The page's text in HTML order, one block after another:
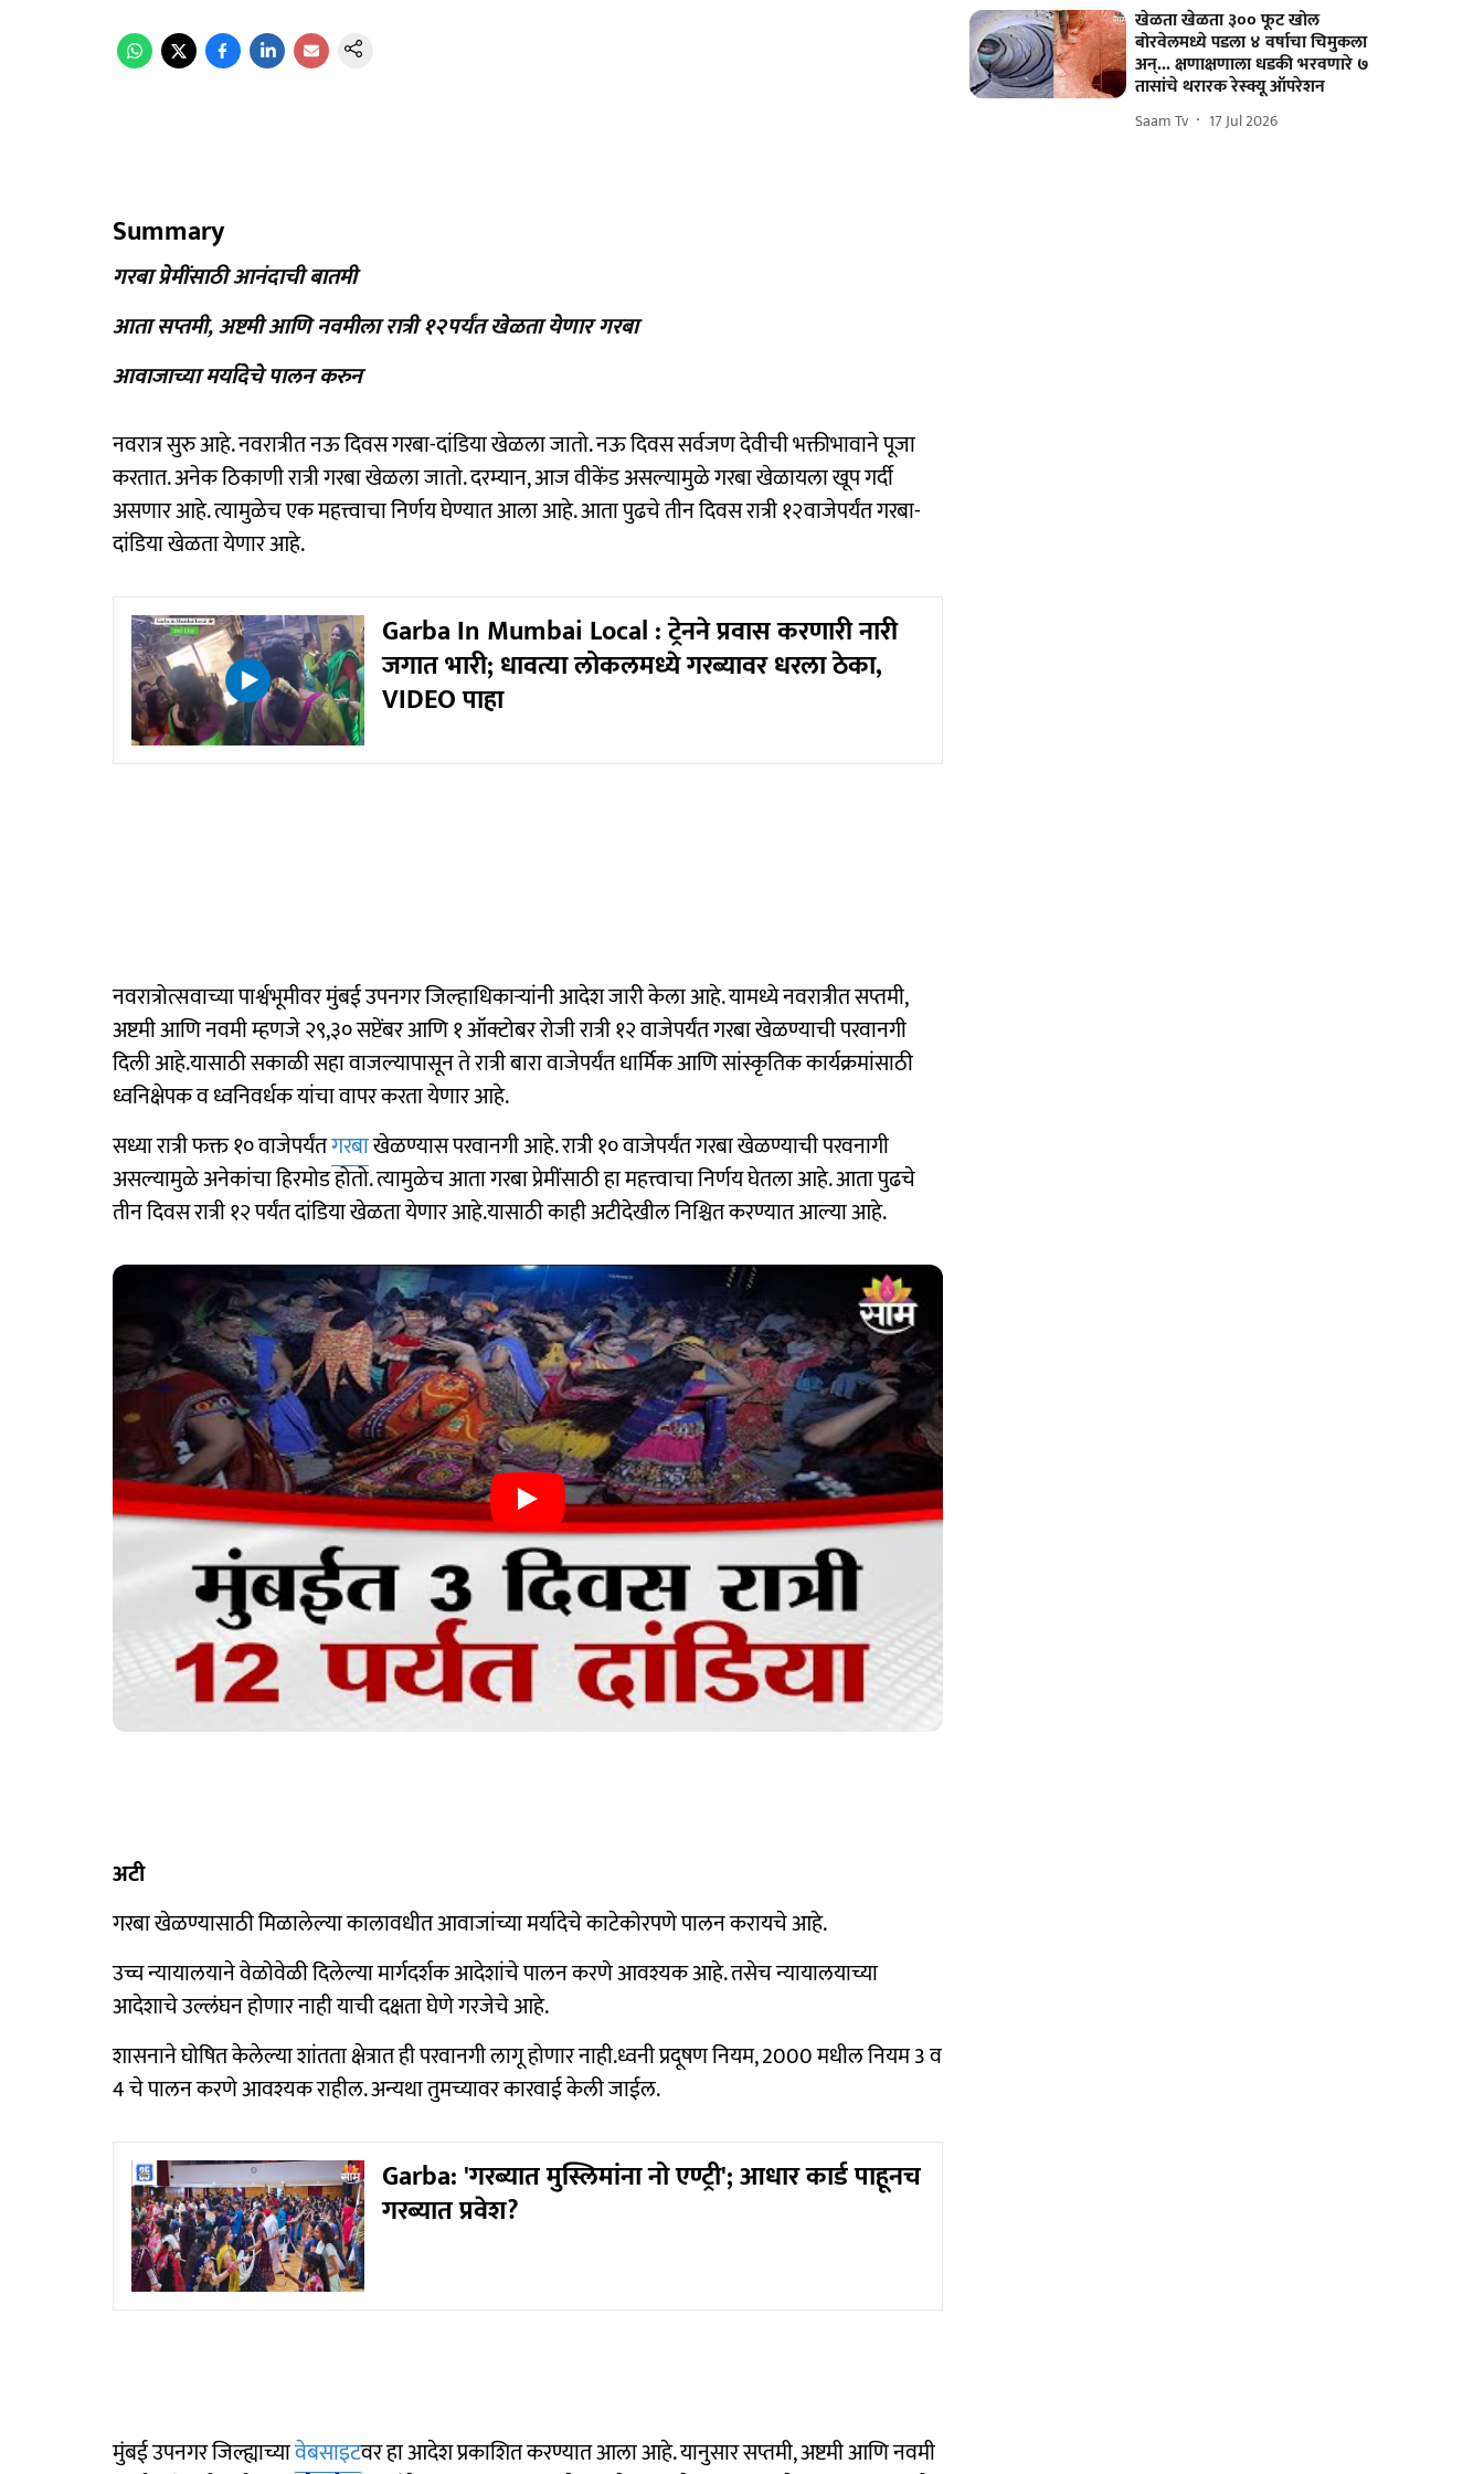
Summary
गरबा प्रेमींसाठी आनंदाची बातमी
आता सप्तमी, अष्टमी आणि नवमीला रात्री १२पर्यंत खेळता येणार गरबा
आवाजाच्या मर्यादेचे पालन करुन
नवरात्र सुरु आहे. नवरात्रीत नऊ दिवस गरबा-दांडिया खेळला जातो. नऊ दिवस सर्वजण देवीची भक्तीभावाने पूजा
करतात. अनेक ठिकाणी रात्री गरबा खेळला जातो. दरम्यान, आज वीकेंड असल्यामुळे गरबा खेळायला खूप गर्दी
असणार आहे. त्यामुळेच एक महत्त्वाचा निर्णय घेण्यात आला आहे. आता पुढचे तीन दिवस रात्री १२वाजेपर्यंत गरबा-
दांडिया खेळता येणार आहे.
Garba In Mumbai Local : ट्रेनने प्रवास करणारी नारी
जगात भारी; धावत्या लोकलमध्ये गरब्यावर धरला ठेका,
VIDEO पाहा
नवरात्रोत्सवाच्या पार्श्वभूमीवर मुंबई उपनगर जिल्हाधिकाऱ्यांनी आदेश जारी केला आहे. यामध्ये नवरात्रीत सप्तमी,
अष्टमी आणि नवमी म्हणजे २९,३० सप्टेंबर आणि १ ऑक्टोबर रोजी रात्री १२ वाजेपर्यंत गरबा खेळण्याची परवानगी
दिली आहे.यासाठी सकाळी सहा वाजल्यापासून ते रात्री बारा वाजेपर्यंत धार्मिक आणि सांस्कृतिक कार्यक्रमांसाठी
ध्वनिक्षेपक व ध्वनिवर्धक यांचा वापर करता येणार आहे.
सध्या रात्री फक्त १० वाजेपर्यंतगरबाखेळण्यास परवानगी आहे. रात्री १० वाजेपर्यंत गरबा खेळण्याची परवनागी
असल्यामुळे अनेकांचा हिरमोड होतो. त्यामुळेच आता गरबा प्रेमींसाठी हा महत्त्वाचा निर्णय घेतला आहे. आता पुढचे
तीन दिवस रात्री १२ पर्यंत दांडिया खेळता येणार आहे.यासाठी काही अटीदेखील निश्चित करण्यात आल्या आहे.
अटी
गरबा खेळण्यासाठी मिळालेल्या कालावधीत आवाजांच्या मर्यादेचे काटेकोरपणे पालन करायचे आहे.
उच्च न्यायालयाने वेळोवेळी दिलेल्या मार्गदर्शक आदेशांचे पालन करणे आवश्यक आहे. तसेच न्यायालयाच्या
आदेशाचे उल्लंघन होणार नाही याची दक्षता घेणे गरजेचे आहे.
शासनाने घोषित केलेल्या शांतता क्षेत्रात ही परवानगी लागू होणार नाही.ध्वनी प्रदूषण नियम, 2000 मधील नियम 3 व
4 चे पालन करणे आवश्यक राहील. अन्यथा तुमच्यावर कारवाई केली जाईल.
Garba: 'गरब्यात मुस्लिमांना नो एण्ट्री'; आधार कार्ड पाहूनच
गरब्यात प्रवेश?
मुंबई उपनगर जिल्ह्याच्यावेबसाइटवर हा आदेश प्रकाशित करण्यात आला आहे. यानुसार सप्तमी, अष्टमी आणि नवमी
खेळता खेळता ३०० फूट खोल
बोरवेलमध्ये पडला ४ वर्षाचा चिमुकला
अन्... क्षणाक्षणाला धडकी भरवणारे ७
तासांचे थरारक रेस्क्यू ऑपरेशन
Saam Tv 17 Jul 2026